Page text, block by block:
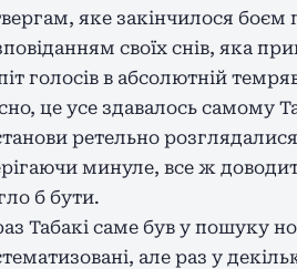
яке закінчилося боєм
своїх снів, яка
голосів в абсолютній
це усе здавалось самому
ретельно
минуле, все ж
б бути.
Табакі саме був у пошуку
але раз у